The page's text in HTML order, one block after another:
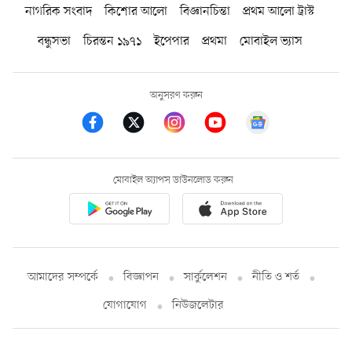
নাগরিক সংবাদ কিশোর আলো বিজ্ঞানচিন্তা
প্রথম আলো ট্রাস্ট
বন্ধুসভা
চিরন্তন ১৯৭১ ইপেপার প্রথমা মোবাইল ভ্যাস
অনুসরণ করুন
মোবাইল অ্যাপস ডাউনলোড করুন
আমাদের সম্পর্কে বিজ্ঞাপন সার্কুলেশন
নীতি ও শর্ত
যোগাযোগ
নিউজলেটার